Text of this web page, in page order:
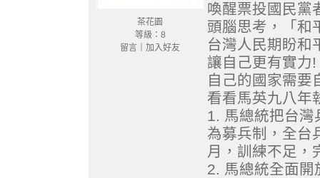
茶花園
等級：8
留言
加入好友
喚醒票投國民黨
頭腦思考，「和
台灣人民期盼和
讓自己更有實力
自己的國家需要
看看馬英九八年
1. 馬總統把台灣
為募兵制，全台
月，訓練不足，
2. 馬總統全面開